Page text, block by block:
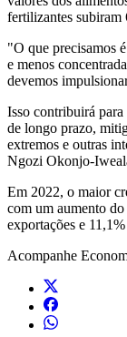
fertilizantes subiram
"O que precisamos
e menos
devemos
Isso contribuirá para
de longo prazo,
extremos e outras
Ngozi Okonjo-
Em 2022, o maior
com um aumento
exportações e
Acompanhe